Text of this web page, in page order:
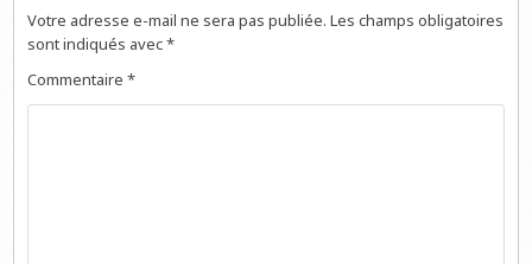
Votre adresse e-mail ne sera pas publiée. Les champs obligatoires
sont indiqués avec*
Commentaire*